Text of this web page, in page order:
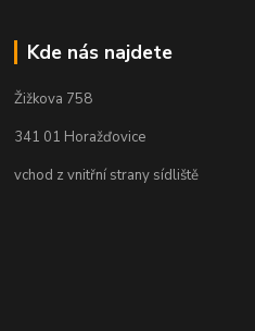
Kde nás najdete
Žižkova 758
341 01 Horažďovice
vchod z vnitřní strany sídliště